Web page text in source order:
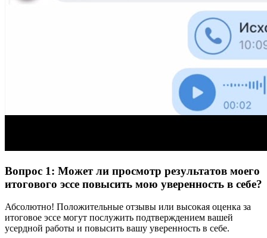
Вопрос 1: Может ли просмотр результатов моего
итогового эссе повысить мою уверенность в себе?
Абсолютно! Положительные отзывы или высокая оценка за
итоговое эссе могут послужить подтверждением вашей
усердной работы и повысить вашу уверенность в себе.